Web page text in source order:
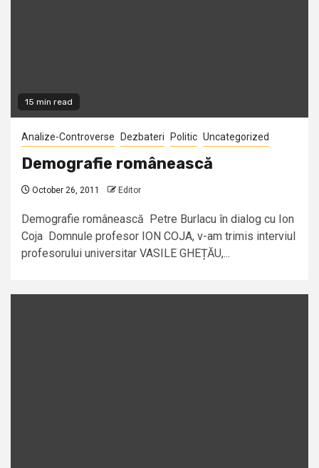
15 min read
Analize-Controverse Dezbateri Politic Uncategorized
Demografie românească
October 26, 2011 Editor
Demografie românească Petre Burlacu în dialog cu Ion
Coja Domnule profesor ION COJA, v-am trimis interviul
profesorului universitar VASILE GHEȚĂU,...